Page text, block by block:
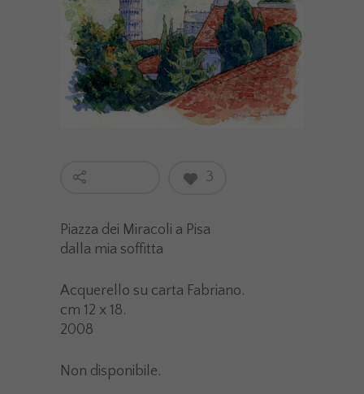
3
Piazza dei Miracoli a Pisa
dalla mia soffitta
Acquerello su carta Fabriano.
cm 12 x 18.
2008
Non disponibile.